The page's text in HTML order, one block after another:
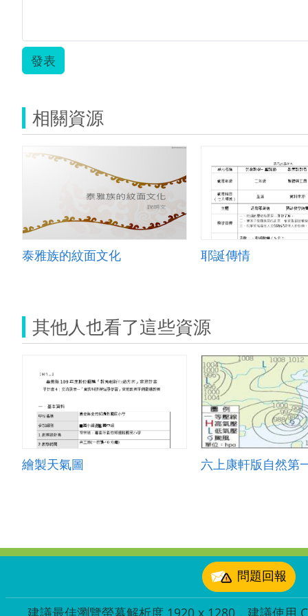
發表
相關資源
泰雅族的紋面文化 耶誕傳情
其他人也看了這些資源
繪製天氣圖
問題回報